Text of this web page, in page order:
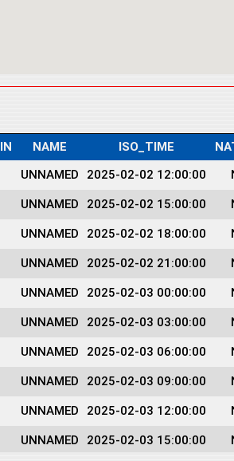
NAME ISO_TIME
UNNAMED 2025-02-02 12:00:00
UNNAMED 2025-02-02 15:00:00
UNNAMED 2025-02-02 18:00:00
UNNAMED 2025-02-02 21:00:00
UNNAMED 2025-02-03 00:00:00
UNNAMED 2025-02-03 03:00:00
UNNAMED 2025-02-03 06:00:00
UNNAMED 2025-02-03 09:00:00
UNNAMED 2025-02-03 12:00:00
UNNAMED 2025-02-03 15:00:00